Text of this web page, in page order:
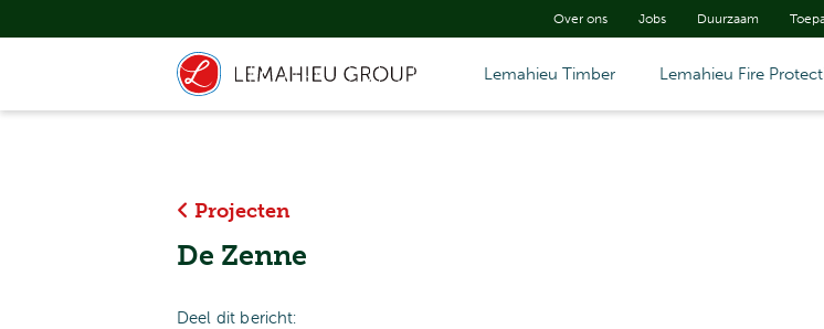
Over ons Jobs Duurzaam
Lemahieu Timber Lemahieu Fire
Projecten
De Zenne
Deel dit bericht: